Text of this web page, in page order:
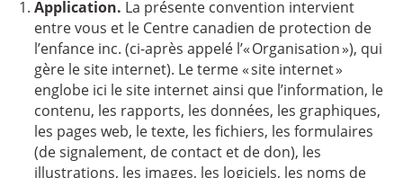
Application. La présente convention intervient
entre vous et le Centre canadien de protection de
l’enfance inc. (ci-après appelé l’« Organisation »), qui
gère le site internet). Le terme « site internet »
englobe ici le site internet ainsi que l’information, le
contenu, les rapports, les données, les graphiques,
les pages web, le texte, les fichiers, les formulaires
(de signalement, de contact et de don), les
illustrations, les images, les logiciels, les noms de